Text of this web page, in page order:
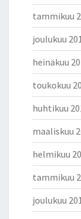
tammikuu
joulukuu
heinäkuu
toukokuu
huhtikuu
maaliskuu
helmikuu
tammikuu
joulukuu